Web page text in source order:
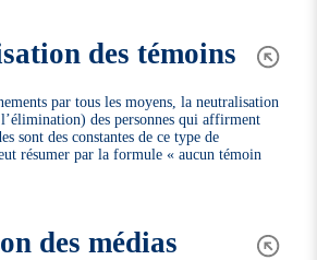
des témoins
par tous les moyens, la neutralisation
des personnes qui affirment
sont des constantes de ce type de
résumer par la formule « aucun témoin
des médias